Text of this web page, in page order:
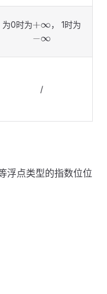
为0时为+∞
， 1时为
−∞
/
浮点类型的指数位位